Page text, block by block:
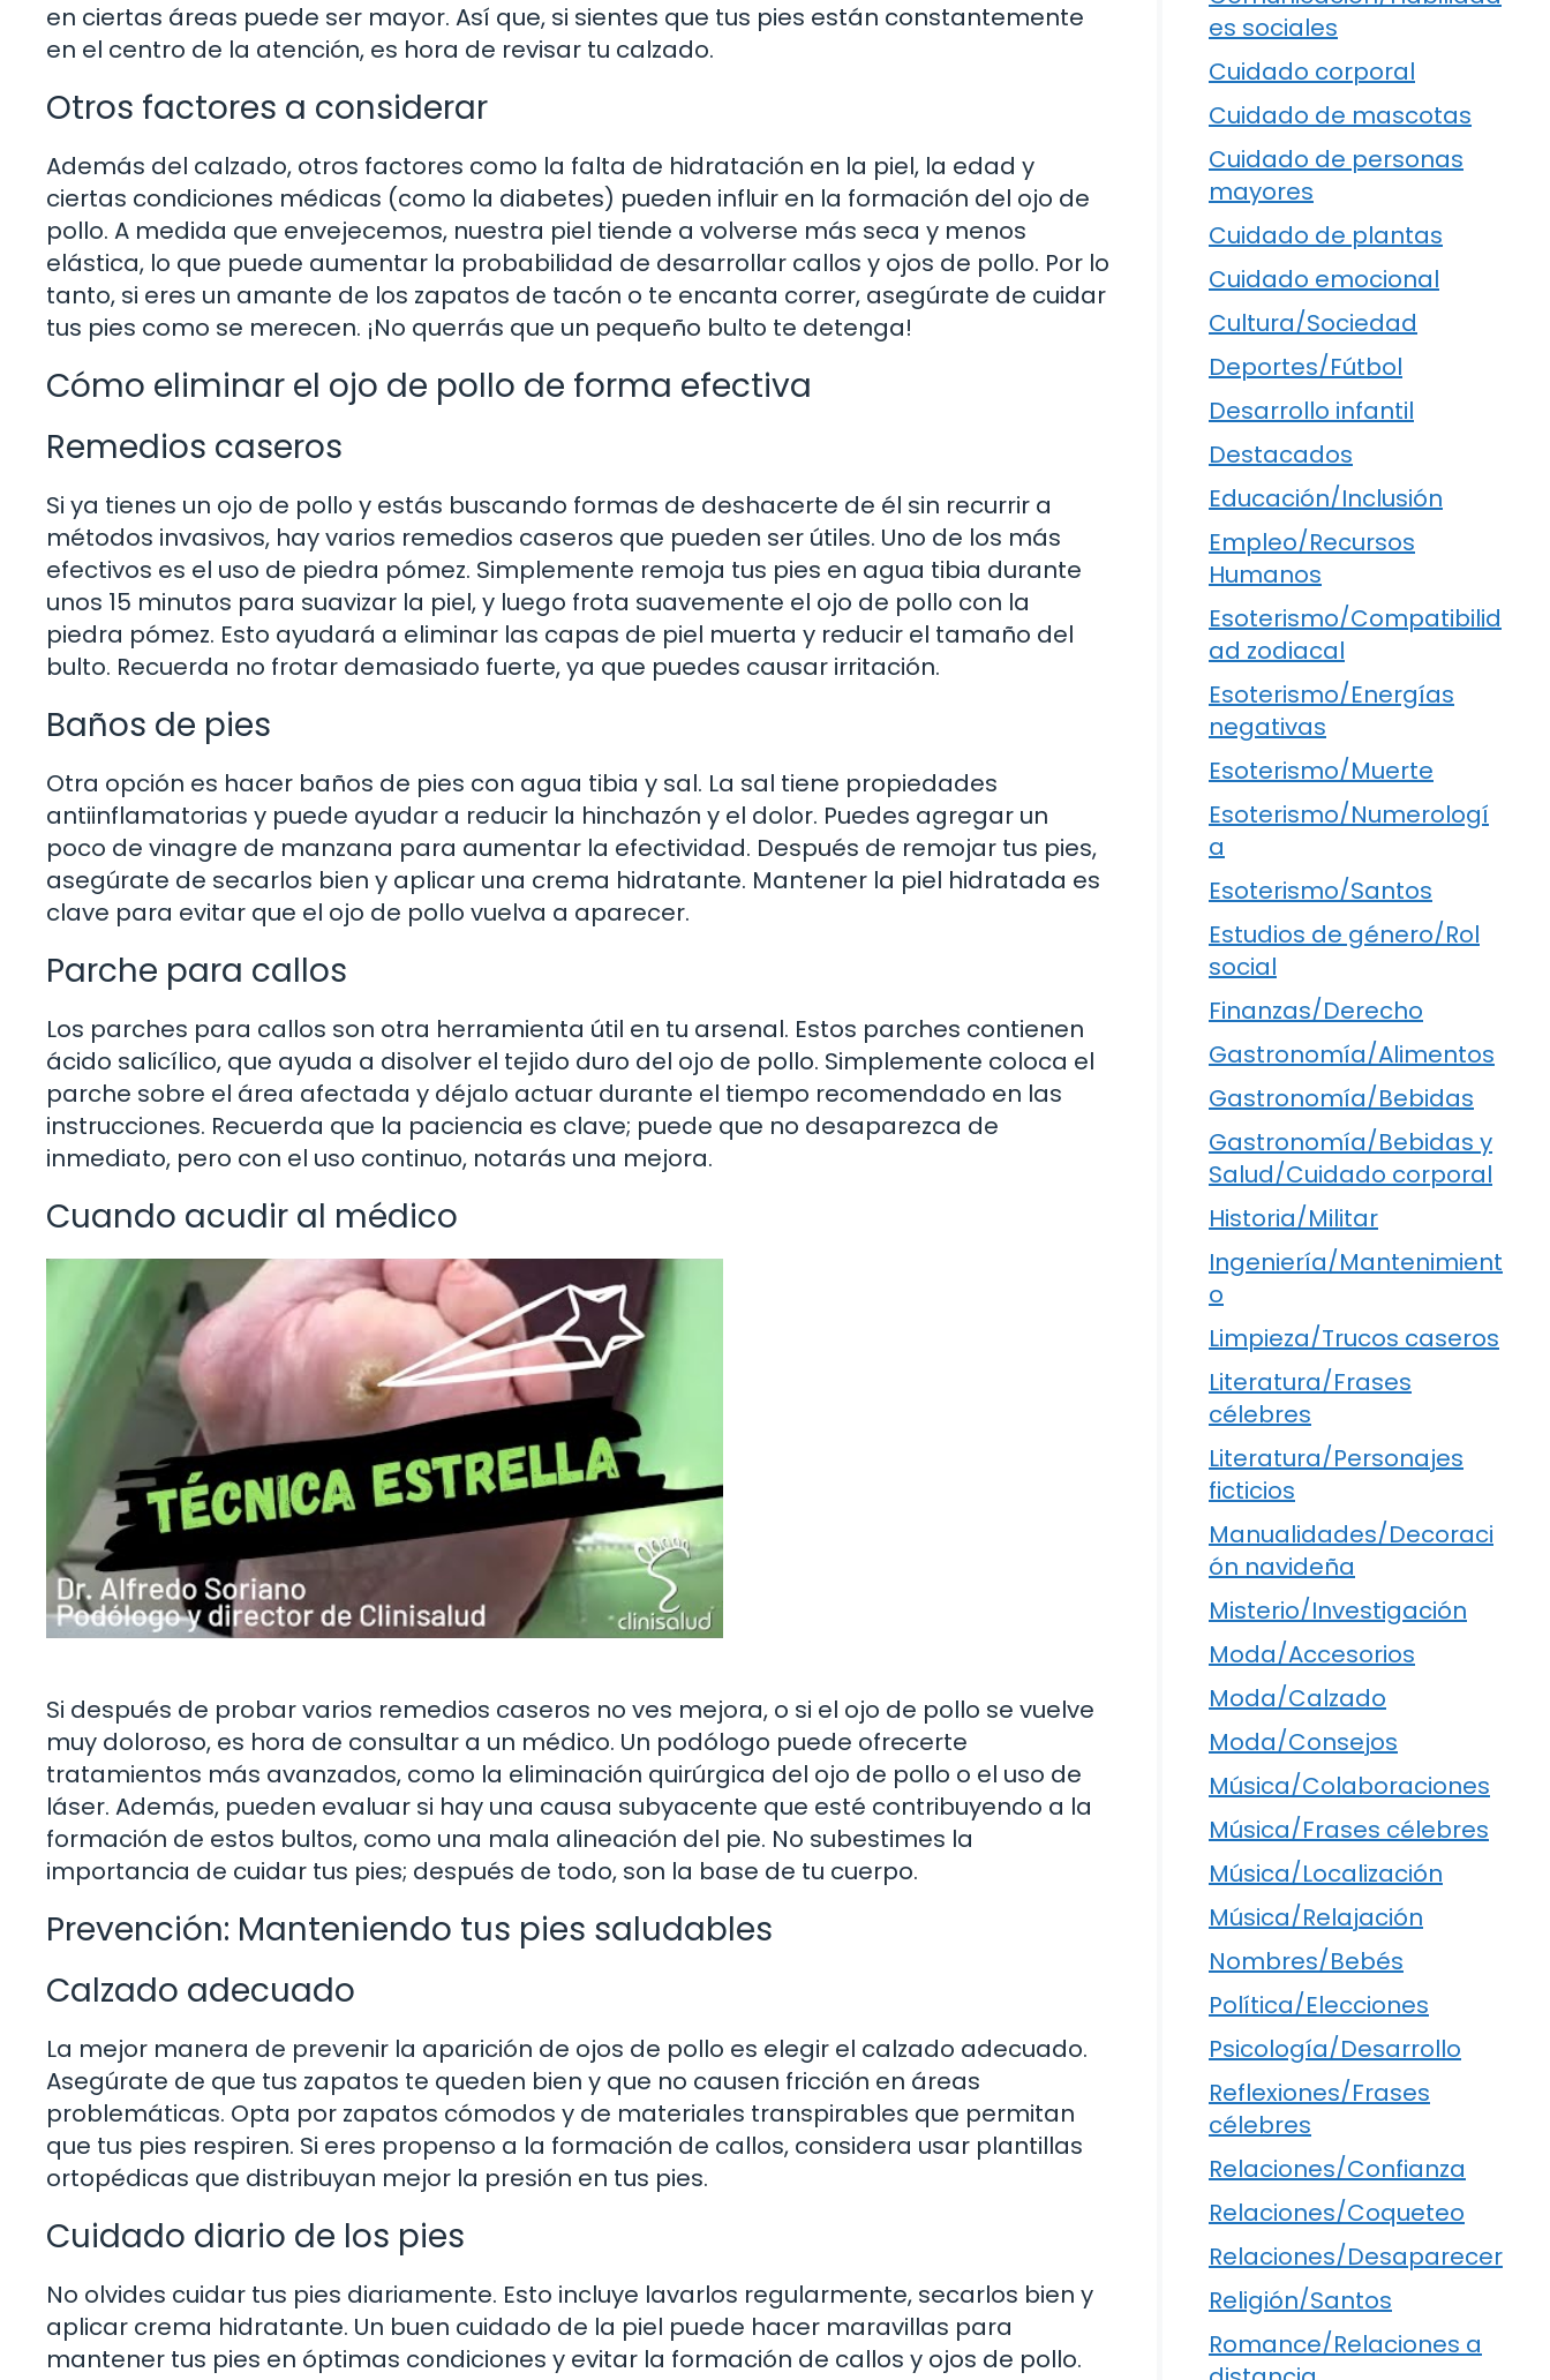
en ciertas áreas puede ser mayor. Así que, si sientes que tus pies están constantemente
en el centro de la atención, es hora de revisar tu calzado.
Otros factores a considerar
Además del calzado, otros factores como la falta de hidratación en la piel, la edad y
ciertas condiciones médicas (como la diabetes) pueden influir en la formación del ojo de
pollo. A medida que envejecemos, nuestra piel tiende a volverse más seca y menos
elástica, lo que puede aumentar la probabilidad de desarrollar callos y ojos de pollo. Por lo
tanto, si eres un amante de los zapatos de tacón o te encanta correr, asegúrate de cuidar
tus pies como se merecen. ¡No querrás que un pequeño bulto te detenga!
Cómo eliminar el ojo de pollo de forma efectiva
Remedios caseros
Si ya tienes un ojo de pollo y estás buscando formas de deshacerte de él sin recurrir a
métodos invasivos, hay varios remedios caseros que pueden ser útiles. Uno de los más
efectivos es el uso de piedra pómez. Simplemente remoja tus pies en agua tibia durante
unos 15 minutos para suavizar la piel, y luego frota suavemente el ojo de pollo con la
piedra pómez. Esto ayudará a eliminar las capas de piel muerta y reducir el tamaño del
bulto. Recuerda no frotar demasiado fuerte, ya que puedes causar irritación.
Baños de pies
Otra opción es hacer baños de pies con agua tibia y sal. La sal tiene propiedades
antiinflamatorias y puede ayudar a reducir la hinchazón y el dolor. Puedes agregar un
poco de vinagre de manzana para aumentar la efectividad. Después de remojar tus pies,
asegúrate de secarlos bien y aplicar una crema hidratante. Mantener la piel hidratada es
clave para evitar que el ojo de pollo vuelva a aparecer.
Parche para callos
Los parches para callos son otra herramienta útil en tu arsenal. Estos parches contienen
ácido salicílico, que ayuda a disolver el tejido duro del ojo de pollo. Simplemente coloca el
parche sobre el área afectada y déjalo actuar durante el tiempo recomendado en las
instrucciones. Recuerda que la paciencia es clave; puede que no desaparezca de
inmediato, pero con el uso continuo, notarás una mejora.
Cuando acudir al médico
Si después de probar varios remedios caseros no ves mejora, o si el ojo de pollo se vuelve
muy doloroso, es hora de consultar a un médico. Un podólogo puede ofrecerte
tratamientos más avanzados, como la eliminación quirúrgica del ojo de pollo o el uso de
láser. Además, pueden evaluar si hay una causa subyacente que esté contribuyendo a la
formación de estos bultos, como una mala alineación del pie. No subestimes la
importancia de cuidar tus pies; después de todo, son la base de tu cuerpo.
Prevención: Manteniendo tus pies saludables
Calzado adecuado
La mejor manera de prevenir la aparición de ojos de pollo es elegir el calzado adecuado.
Asegúrate de que tus zapatos te queden bien y que no causen fricción en áreas
problemáticas. Opta por zapatos cómodos y de materiales transpirables que permitan
que tus pies respiren. Si eres propenso a la formación de callos, considera usar plantillas
ortopédicas que distribuyan mejor la presión en tus pies.
Cuidado diario de los pies
No olvides cuidar tus pies diariamente. Esto incluye lavarlos regularmente, secarlos bien y
aplicar crema hidratante. Un buen cuidado de la piel puede hacer maravillas para
mantener tus pies en óptimas condiciones y evitar la formación de callos y ojos de pollo.
es sociales
Cuidado corporal
Cuidado de mascotas
Cuidado de personas
mayores
Cuidado de plantas
Cuidado emocional
Cultura/Sociedad
Deportes/Fútbol
Desarrollo infantil
Destacados
Educación/Inclusión
Empleo/Recursos
Humanos
Esoterismo/Compatibilid
ad zodiacal
Esoterismo/Energías
negativas
Esoterismo/Muerte
Esoterismo/Numerologí
a
Esoterismo/Santos
Estudios de género/Rol
social
Finanzas/Derecho
Gastronomía/Alimentos
Gastronomía/Bebidas
Gastronomía/Bebidas y
Salud/Cuidado corporal
Historia/Militar
Ingeniería/Mantenimient
o
Limpieza/Trucos caseros
Literatura/Frases
célebres
Literatura/Personajes
ficticios
Manualidades/Decoraci
ón navideña
Misterio/Investigación
Moda/Accesorios
Moda/Calzado
Moda/Consejos
Música/Colaboraciones
Música/Frases célebres
Música/Localización
Música/Relajación
Nombres/Bebés
Política/Elecciones
Psicología/Desarrollo
Reflexiones/Frases
célebres
Relaciones/Confianza
Relaciones/Coqueteo
Relaciones/Desaparecer
Religión/Santos
Romance/Relaciones a